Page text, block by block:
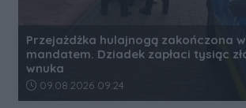
Przejażdżka hulajnogą zakończona
mandatem. Dziadek zapłaci tysiąc
wnuka
Data dodania artykułu:
09.08.2026 09:24